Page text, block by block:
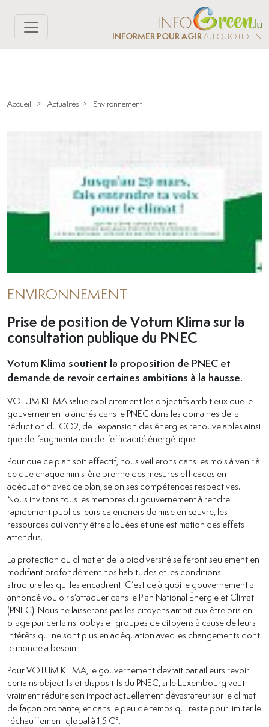
INFORMER POUR AGIRAU QUOTIDIEN
Accueil > Actualités > Environnement
ENVIRONNEMENT
Prise de position de Votum Klima sur la
consultation publique du PNEC
Votum Klima soutient la proposition de PNEC et
demande de revoir certaines ambitions à la hausse.
VOTUM KLIMA salue explicitement les objectifs ambitieux que le
gouvernement a ancrés dans le PNEC dans les domaines de la
réduction du CO2, de l’expansion des énergies renouvelables ainsi
que de l’augmentation de l’efficacité énergétique.
Pour que ce plan soit effectif, nous veillerons dans les mois à venir à
ce que chaque ministère prenne des mesures efficaces en
adéquation avec ce plan, selon ses compétences respectives.
Nous invitons tous les membres du gouvernement à rendre
rapidement publics leurs calendriers de mise en œuvre, les
ressources qui vont y être allouées et une estimation des effets
attendus.
La protection du climat et de la biodiversité se feront seulement en
modifiant profondément nos habitudes et les conditions
structurelles qui les encadrent. C’est ce à quoi le gouvernement a
annoncé vouloir s’attaquer dans le Plan National Énergie et Climat
(PNEC). Nous ne laisserons pas les citoyens ambitieux être pris en
otage par certains lobbys et groupes de citoyens à cause de leurs
intérêts qui ne sont plus en adéquation avec les changements dont
le monde a besoin.
Pour VOTUM KLIMA, le gouvernement devrait par ailleurs revoir
certains objectifs et dispositifs du PNEC, si le Luxembourg veut
vraiment réduire son impact actuellement dévastateur sur le climat
de façon probante, et dans le peu de temps qui reste pour limiter le
réchauffement global à 1,5 C°.